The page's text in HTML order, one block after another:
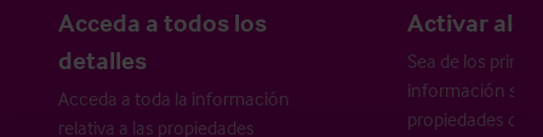
Acceda a todos los
detalles
Acceda a toda la información
relativa a las propiedades
Activar
Sea de los
información
propiedades